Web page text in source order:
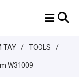
TAY / TOOLS /
W31009